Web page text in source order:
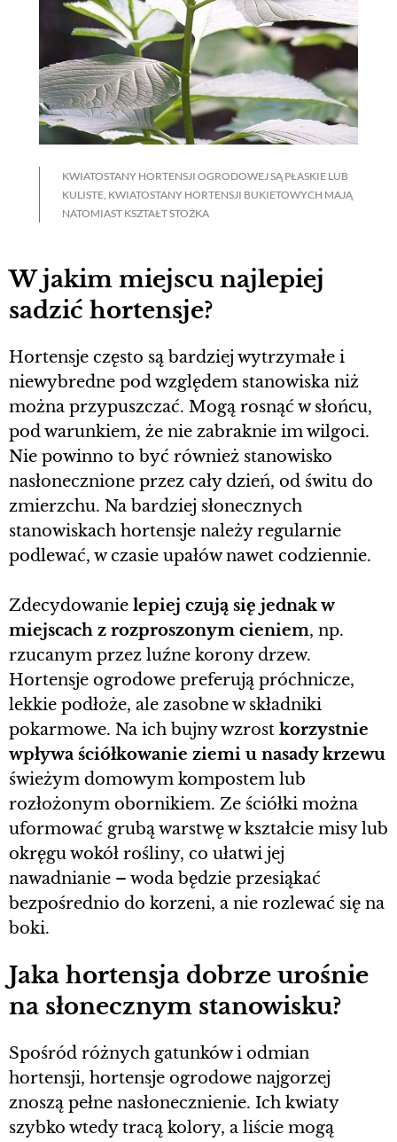
KWIATOSTANY HORTENSJI OGRODOWEJ SĄ PŁASKIE LUB
KULISTE, KWIATOSTANY HORTENSJI BUKIETOWYCH MAJĄ
NATOMIAST KSZTAŁT STOŻKA
W jakim miejscu najlepiej
sadzić hortensje?
Hortensje często są bardziej wytrzymałe i
niewybredne pod względem stanowiska niż
można przypuszczać. Mogą rosnąć w słońcu,
pod warunkiem, że nie zabraknie im wilgoci.
Nie powinno to być również stanowisko
nasłonecznione przez cały dzień, od świtu do
zmierzchu. Na bardziej słonecznych
stanowiskach hortensje należy regularnie
podlewać, w czasie upałów nawet codziennie.
Zdecydowanie lepiej czują się jednak w
miejscach z rozproszonym cieniem, np.
rzucanym przez luźne korony drzew.
Hortensje ogrodowe preferują próchnicze,
lekkie podłoże, ale zasobne w składniki
pokarmowe. Na ich bujny wzrost korzystnie
wpływa ściółkowanie ziemi u nasady krzewu
świeżym domowym kompostem lub
rozłożonym obornikiem. Ze ściółki można
uformować grubą warstwę w kształcie misy lub
okręgu wokół rośliny, co ułatwi jej
nawadnianie – woda będzie przesiąkać
bezpośrednio do korzeni, a nie rozlewać się na
boki.
Jaka hortensja dobrze urośnie
na słonecznym stanowisku?
Spośród różnych gatunków i odmian
hortensji, hortensje ogrodowe najgorzej
znoszą pełne nasłonecznienie. Ich kwiaty
szybko wtedy tracą kolory, a liście mogą